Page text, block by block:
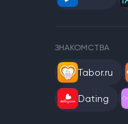
ЗНАКОМСТВА
Tabor.ru
Dating